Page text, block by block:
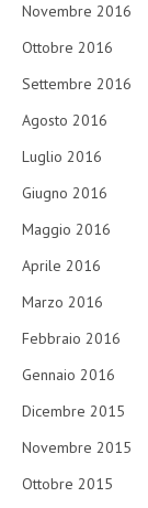
Novembre 2016
Ottobre 2016
Settembre 2016
Agosto 2016
Luglio 2016
Giugno 2016
Maggio 2016
Aprile 2016
Marzo 2016
Febbraio 2016
Gennaio 2016
Dicembre 2015
Novembre 2015
Ottobre 2015